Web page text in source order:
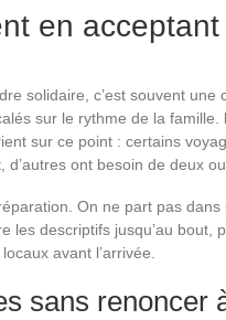
en
solidaire, c’est souvent
sur le rythme de la famille.
sur ce point : certains
ont besoin de deux
On ne part pas
les descriptifs jusqu’au bout,
avant l’arrivée.
sans renoncer